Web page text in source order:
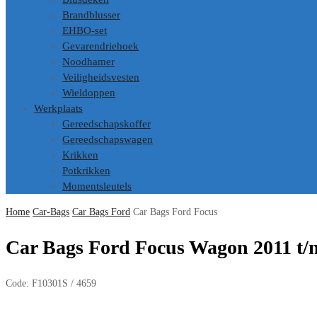
Brandblusser
EHBO-set
Gevarendriehoek
Noodhamer
Veiligheidsvesten
Wieldoppen
Werkplaats
Gereedschapskoffer
Gereedschapswagen
Krikken
Potkrikken
Momentsleutels
Home Car-Bags Car Bags Ford Car Bags Ford Focus
Car Bags Ford Focus Wagon 2011 t/
Code: F10301S / 4659